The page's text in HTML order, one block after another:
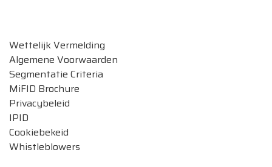
Wettelijk Vermelding
Algemene Voorwaarden
Segmentatie Criteria
MiFID Brochure
Privacybeleid
IPID
Cookiebekeid
Whistleblowers